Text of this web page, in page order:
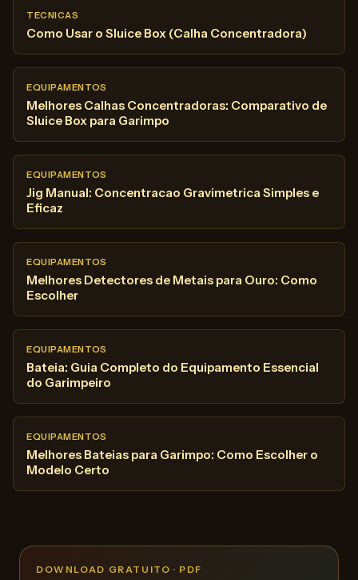
TECNICAS
Como Usar o Sluice Box (Calha Concentradora)
EQUIPAMENTOS
Melhores Calhas Concentradoras: Comparativo de
Sluice Box para Garimpo
EQUIPAMENTOS
Jig Manual: Concentracao Gravimetrica Simples e
Eficaz
EQUIPAMENTOS
Melhores Detectores de Metais para Ouro: Como
Escolher
EQUIPAMENTOS
Bateia: Guia Completo do Equipamento Essencial
do Garimpeiro
EQUIPAMENTOS
Melhores Bateias para Garimpo: Como Escolher o
Modelo Certo
DOWNLOAD GRATUITO · PDF